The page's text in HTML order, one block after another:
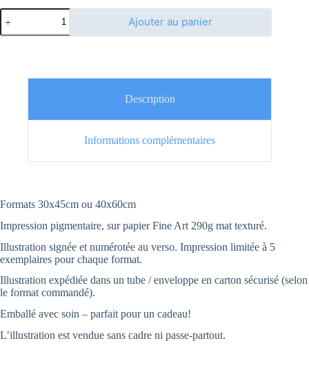
quantité
de
Latécoère
Ajouter au panier
Description
Informations complémentaires
Formats 30x45cm ou 40x60cm
Impression pigmentaire, sur papier Fine Art 290g mat texturé.
Illustration signée et numérotée au verso. Impression limitée à 5
exemplaires pour chaque format.
Illustration expédiée dans un tube / enveloppe en carton sécurisé (selon
le format commandé).
Emballé avec soin – parfait pour un cadeau!
L’illustration est vendue sans cadre ni passe-partout.